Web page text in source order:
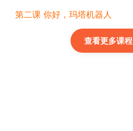
第二课 你好，玛塔机器人
查看更多课程